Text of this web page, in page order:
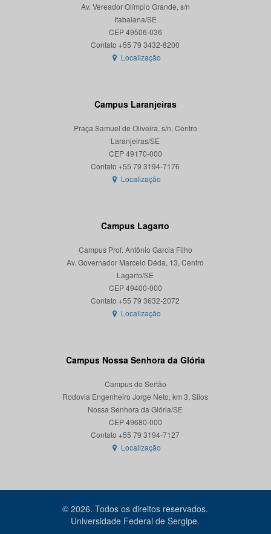
Av. Vereador Olímpio Grande, s/n
Itabaiana/SE
CEP 49506-036
Localização
Campus Laranjeiras
Praça Samuel de Oliveira, s/n, Centro
Laranjeiras/SE
CEP 49170-000
Localização
Campus Lagarto
Campus Prof. Antônio Garcia Filho
Av. Governador Marcelo Déda, 13, Centro
Lagarto/SE
CEP 49400-000
Localização
Campus Nossa Senhora da Glória
Campus do Sertão
Rodovia Engenheiro Jorge Neto, km 3, Silos
Nossa Senhora da Glória/SE
CEP 49680-000
Localização
© 2026. Todos os direitos reservados.
Universidade Federal de Sergipe.